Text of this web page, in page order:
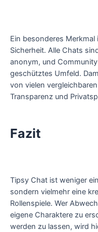
Ein besonderes
Sicherheit. Alle Chats
anonym, und
geschütztes Umfeld.
von vielen
Transparenz und
Fazit
Tipsy Chat ist weniger
sondern vielmehr eine
Rollenspiele. Wer
eigene Charaktere zu
werden zu lassen, wird